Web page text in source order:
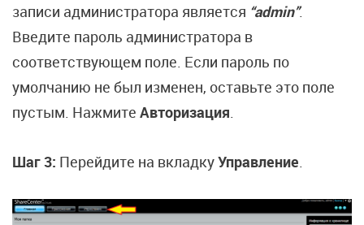
записи администратора является “admin”.
Введите пароль администратора в
соответствующем поле. Если пароль по
умолчанию не был изменен, оставьте это поле
пустым. Нажмите Авторизация.
Шаг 3: Перейдите на вкладкуУправление.